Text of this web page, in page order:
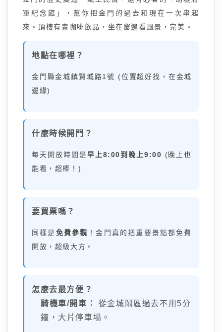
軍紀念館」，幫你把金門的過去和現在一次串起
來。頂樓有賣咖啡飲品，坐在窗邊看風景，完美。
地點在哪裡？
金門縣金城鎮賢城路1號 (位置超好找，在金城
邊緣)
什麼時候開門？
每天開放時間是早上8:00到晚上9:00 (晚上也
能看，超棒！)
要買票嗎？
同樣是免費參觀 ！金門真的把重要景點都免費
開放，超級大方。
怎麼去最方便？
騎機車/開車：
從金城鬧區過去不用5分
鐘，大片停車場。